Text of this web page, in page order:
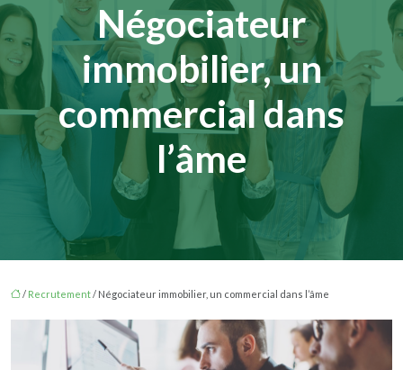
Négociateur
immobilier, un
commercial dans
l’âme
/ Recrutement/ Négociateur immobilier, un commercial dans l’âme